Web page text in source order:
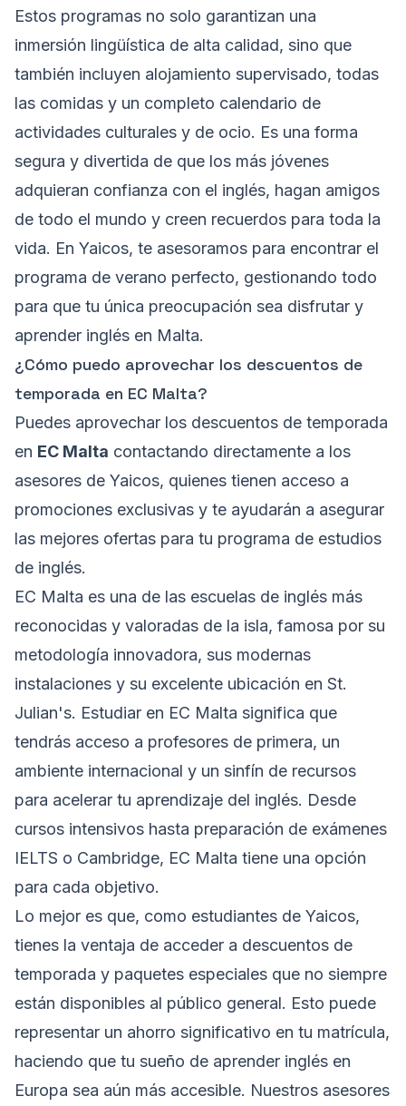
Estos programas no solo garantizan una
inmersión lingüística de alta calidad, sino que
también incluyen alojamiento supervisado, todas
las comidas y un completo calendario de
actividades culturales y de ocio. Es una forma
segura y divertida de que los más jóvenes
adquieran confianza con el inglés, hagan amigos
de todo el mundo y creen recuerdos para toda la
vida. En Yaicos, te asesoramos para encontrar el
programa de verano perfecto, gestionando todo
para que tu única preocupación sea disfrutar y
aprender inglés en Malta.
¿Cómo puedo aprovechar los descuentos de
temporada en EC Malta?
Puedes aprovechar los descuentos de temporada
en EC Malta contactando directamente a los
asesores de Yaicos, quienes tienen acceso a
promociones exclusivas y te ayudarán a asegurar
las mejores ofertas para tu programa de estudios
de inglés.
EC Malta es una de las escuelas de inglés más
reconocidas y valoradas de la isla, famosa por su
metodología innovadora, sus modernas
instalaciones y su excelente ubicación en St.
Julian's. Estudiar en EC Malta significa que
tendrás acceso a profesores de primera, un
ambiente internacional y un sinfín de recursos
para acelerar tu aprendizaje del inglés. Desde
cursos intensivos hasta preparación de exámenes
IELTS o Cambridge, EC Malta tiene una opción
para cada objetivo.
Lo mejor es que, como estudiantes de Yaicos,
tienes la ventaja de acceder a descuentos de
temporada y paquetes especiales que no siempre
están disponibles al público general. Esto puede
representar un ahorro significativo en tu matrícula,
haciendo que tu sueño de aprender inglés en
Europa sea aún más accesible. Nuestros asesores